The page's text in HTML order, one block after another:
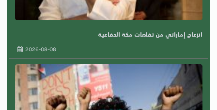
انزعاج إماراتي من تفاهات مكة الدفاعية
2026-08-08